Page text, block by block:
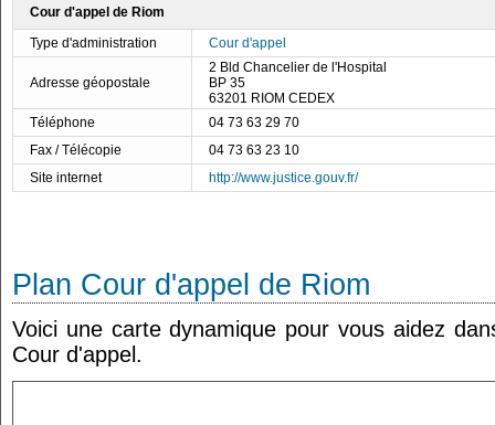
Cour d'appel de Riom
Type d'administration
Cour d'appel
Adresse géopostale
2 Bld Chancelier de l'Hospital
BP 35
63201 RIOM CEDEX
Téléphone
04 73 63 29 70
Fax / Télécopie
04 73 63 23 10
Site internet
http://www.justice.gouv.fr/
Plan Cour d'appel de Riom
Voici une carte dynamique pour vous aidez
Cour d'appel.